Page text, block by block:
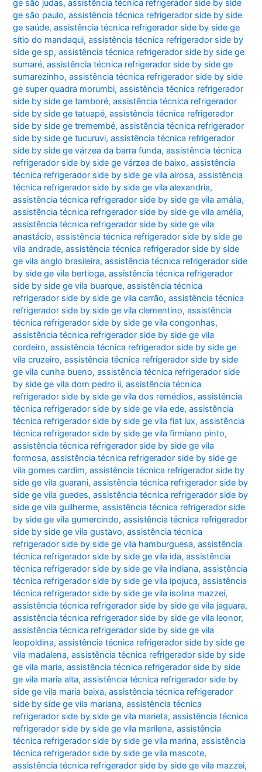
ge são judas,assistência técnica refrigerador side by side
ge são paulo,assistência técnica refrigerador side by side
ge saúde,assistência técnica refrigerador side by side ge
sítio do mandaqui,assistência técnica refrigerador side by
side ge sp,assistência técnica refrigerador side by side ge
sumaré,assistência técnica refrigerador side by side ge
sumarezinho,assistência técnica refrigerador side by side
ge super quadra morumbi,assistência técnica refrigerador
side by side ge tamboré,assistência técnica refrigerador
side by side ge tatuapé,assistência técnica refrigerador
side by side ge tremembé,assistência técnica refrigerador
side by side ge tucuruvi,assistência técnica refrigerador
side by side ge várzea da barra funda,assistência técnica
refrigerador side by side ge várzea de baixo,assistência
técnica refrigerador side by side ge vila airosa,assistência
técnica refrigerador side by side ge vila alexandria,
assistência técnica refrigerador side by side ge vila amália,
assistência técnica refrigerador side by side ge vila amélia,
assistência técnica refrigerador side by side ge vila
anastácio,assistência técnica refrigerador side by side ge
vila andrade,assistência técnica refrigerador side by side
ge vila anglo brasileira,assistência técnica refrigerador side
by side ge vila bertioga,assistência técnica refrigerador
side by side ge vila buarque,assistência técnica
refrigerador side by side ge vila carrão,assistência técnica
refrigerador side by side ge vila clementino,assistência
técnica refrigerador side by side ge vila congonhas,
assistência técnica refrigerador side by side ge vila
cordeiro,assistência técnica refrigerador side by side ge
vila cruzeiro,assistência técnica refrigerador side by side
ge vila cunha bueno,assistência técnica refrigerador side
by side ge vila dom pedro ii,assistência técnica
refrigerador side by side ge vila dos remédios,assistência
técnica refrigerador side by side ge vila ede,assistência
técnica refrigerador side by side ge vila fiat lux,assistência
técnica refrigerador side by side ge vila firmiano pinto,
assistência técnica refrigerador side by side ge vila
formosa,assistência técnica refrigerador side by side ge
vila gomes cardim,assistência técnica refrigerador side by
side ge vila guarani,assistência técnica refrigerador side by
side ge vila guedes,assistência técnica refrigerador side by
side ge vila guilherme,assistência técnica refrigerador side
by side ge vila gumercindo,assistência técnica refrigerador
side by side ge vila gustavo,assistência técnica
refrigerador side by side ge vila hamburguesa,assistência
técnica refrigerador side by side ge vila ida,assistência
técnica refrigerador side by side ge vila indiana,assistência
técnica refrigerador side by side ge vila ipojuca,assistência
técnica refrigerador side by side ge vila isolina mazzei,
assistência técnica refrigerador side by side ge vila jaguara,
assistência técnica refrigerador side by side ge vila leonor,
assistência técnica refrigerador side by side ge vila
leopoldina,assistência técnica refrigerador side by side ge
vila madalena,assistência técnica refrigerador side by side
ge vila maria,assistência técnica refrigerador side by side
ge vila maria alta,assistência técnica refrigerador side by
side ge vila maria baixa,assistência técnica refrigerador
side by side ge vila mariana,assistência técnica
refrigerador side by side ge vila marieta,assistência técnica
refrigerador side by side ge vila marilena,assistência
técnica refrigerador side by side ge vila marina,assistência
técnica refrigerador side by side ge vila mascote,
assistência técnica refrigerador side by side ge vila mazzei,